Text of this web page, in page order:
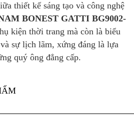
thiết kế sáng tạo và công nghệ
BONEST GATTI BG9002-
kiện thời trang mà còn là biểu
sự lịch lãm, xứng đáng là lựa
quý ông đẳng cấp.